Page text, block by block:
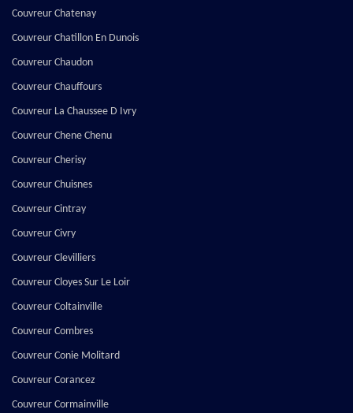
Couvreur Chatenay
Couvreur Chatillon En Dunois
Couvreur Chaudon
Couvreur Chauffours
Couvreur La Chaussee D Ivry
Couvreur Chene Chenu
Couvreur Cherisy
Couvreur Chuisnes
Couvreur Cintray
Couvreur Civry
Couvreur Clevilliers
Couvreur Cloyes Sur Le Loir
Couvreur Coltainville
Couvreur Combres
Couvreur Conie Molitard
Couvreur Corancez
Couvreur Cormainville